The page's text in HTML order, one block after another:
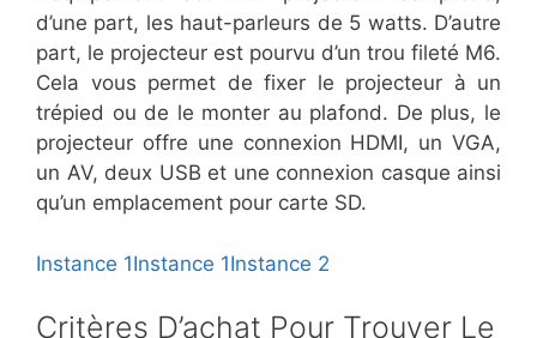
d’une part, les haut-parleurs de 5 watts. D’autre
part, le projecteur est pourvu d’un trou fileté M6.
Cela vous permet de fixer le projecteur à un
trépied ou de le monter au plafond. De plus, le
projecteur offre une connexion HDMI, un VGA,
un AV, deux USB et une connexion casque ainsi
qu’un emplacement pour carte SD.
Instance 1Instance 1Instance 2
Critères D’achat Pour Trouver Le